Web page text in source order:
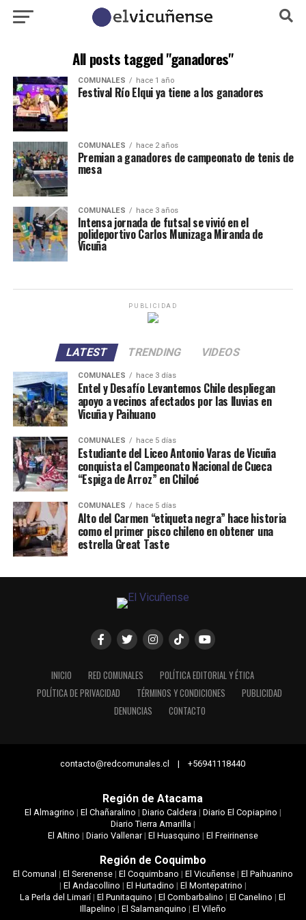
All posts tagged "ganadores"
COMUNALES hace 1 año
Festival Río Elqui ya tiene a los ganadores
COMUNALES hace 2 años
Premian a ganadores de campeonato de tenis de
mesa
COMUNALES hace 3 años
Intensa jornada de futsal se vivió en el
polideportivo Carlos Munizaga Miranda de
Vicuña
PUBLICIDAD
LATEST TRENDING VIDEOS
COMUNALES hace 3 días
Entel y Desafío Levantemos Chile despliegan
apoyo a vecinos afectados por las lluvias en
Vicuña y Paihuano
COMUNALES hace 5 días
Estudiante del Liceo Antonio Varas de Vicuña
conquista el Campeonato Nacional de Cueca
“Espiga de Arroz” en Chiloé
COMUNALES hace 5 días
Alto del Carmen “etiqueta negra” hace historia
como el primer pisco chileno en obtener una
estrella Great Taste
INICIO RED COMUNALES
POLÍTICA EDITORIAL Y ÉTICA
POLÍTICA DE PRIVACIDAD
TÉRMINOS Y CONDICIONES
PUBLICIDAD
DENUNCIAS
CONTACTO
contacto@redcomunales.cl | +56941118440
Región de Atacama
El Almagrino | El Chañaralino | Diario Caldera| Diario El Copiapino |
Diario Tierra Amarilla|
El Altino | Diario Vallenar| El Huasquino | El Freirinense
Región de Coquimbo
El Comunal | El Serenense| El Coquimbano | El Vicuñense| El Paihuanino
| El Andacollino | El Hurtadino | El Montepatrino |
La Perla del Limarí|El Punitaquino |El Combarbalino |El Canelino |El
Illapelino | El Salamanquino | El Vileño